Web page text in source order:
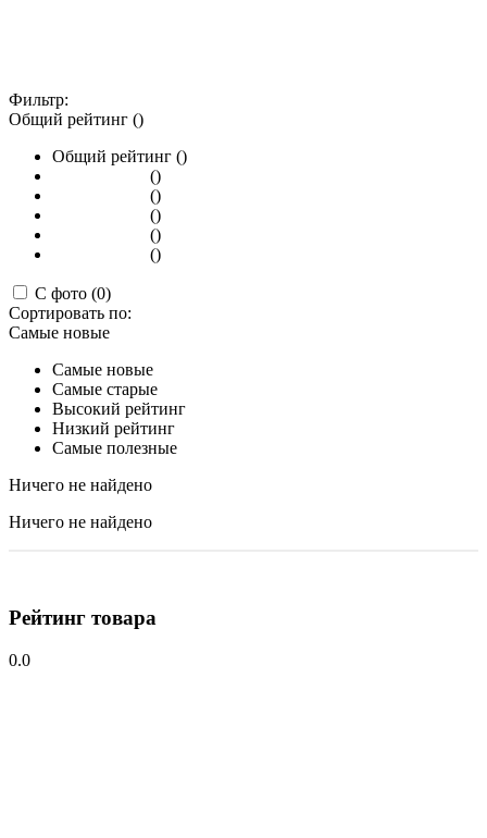
Фильтр:
Общий рейтинг ()
Общий рейтинг ()
()
()
()
()
()
С фото (0)
Сортировать по:
Самые новые
Самые новые
Самые старые
Высокий рейтинг
Низкий рейтинг
Самые полезные
Ничего не найдено
Ничего не найдено
Рейтинг товара
0.0